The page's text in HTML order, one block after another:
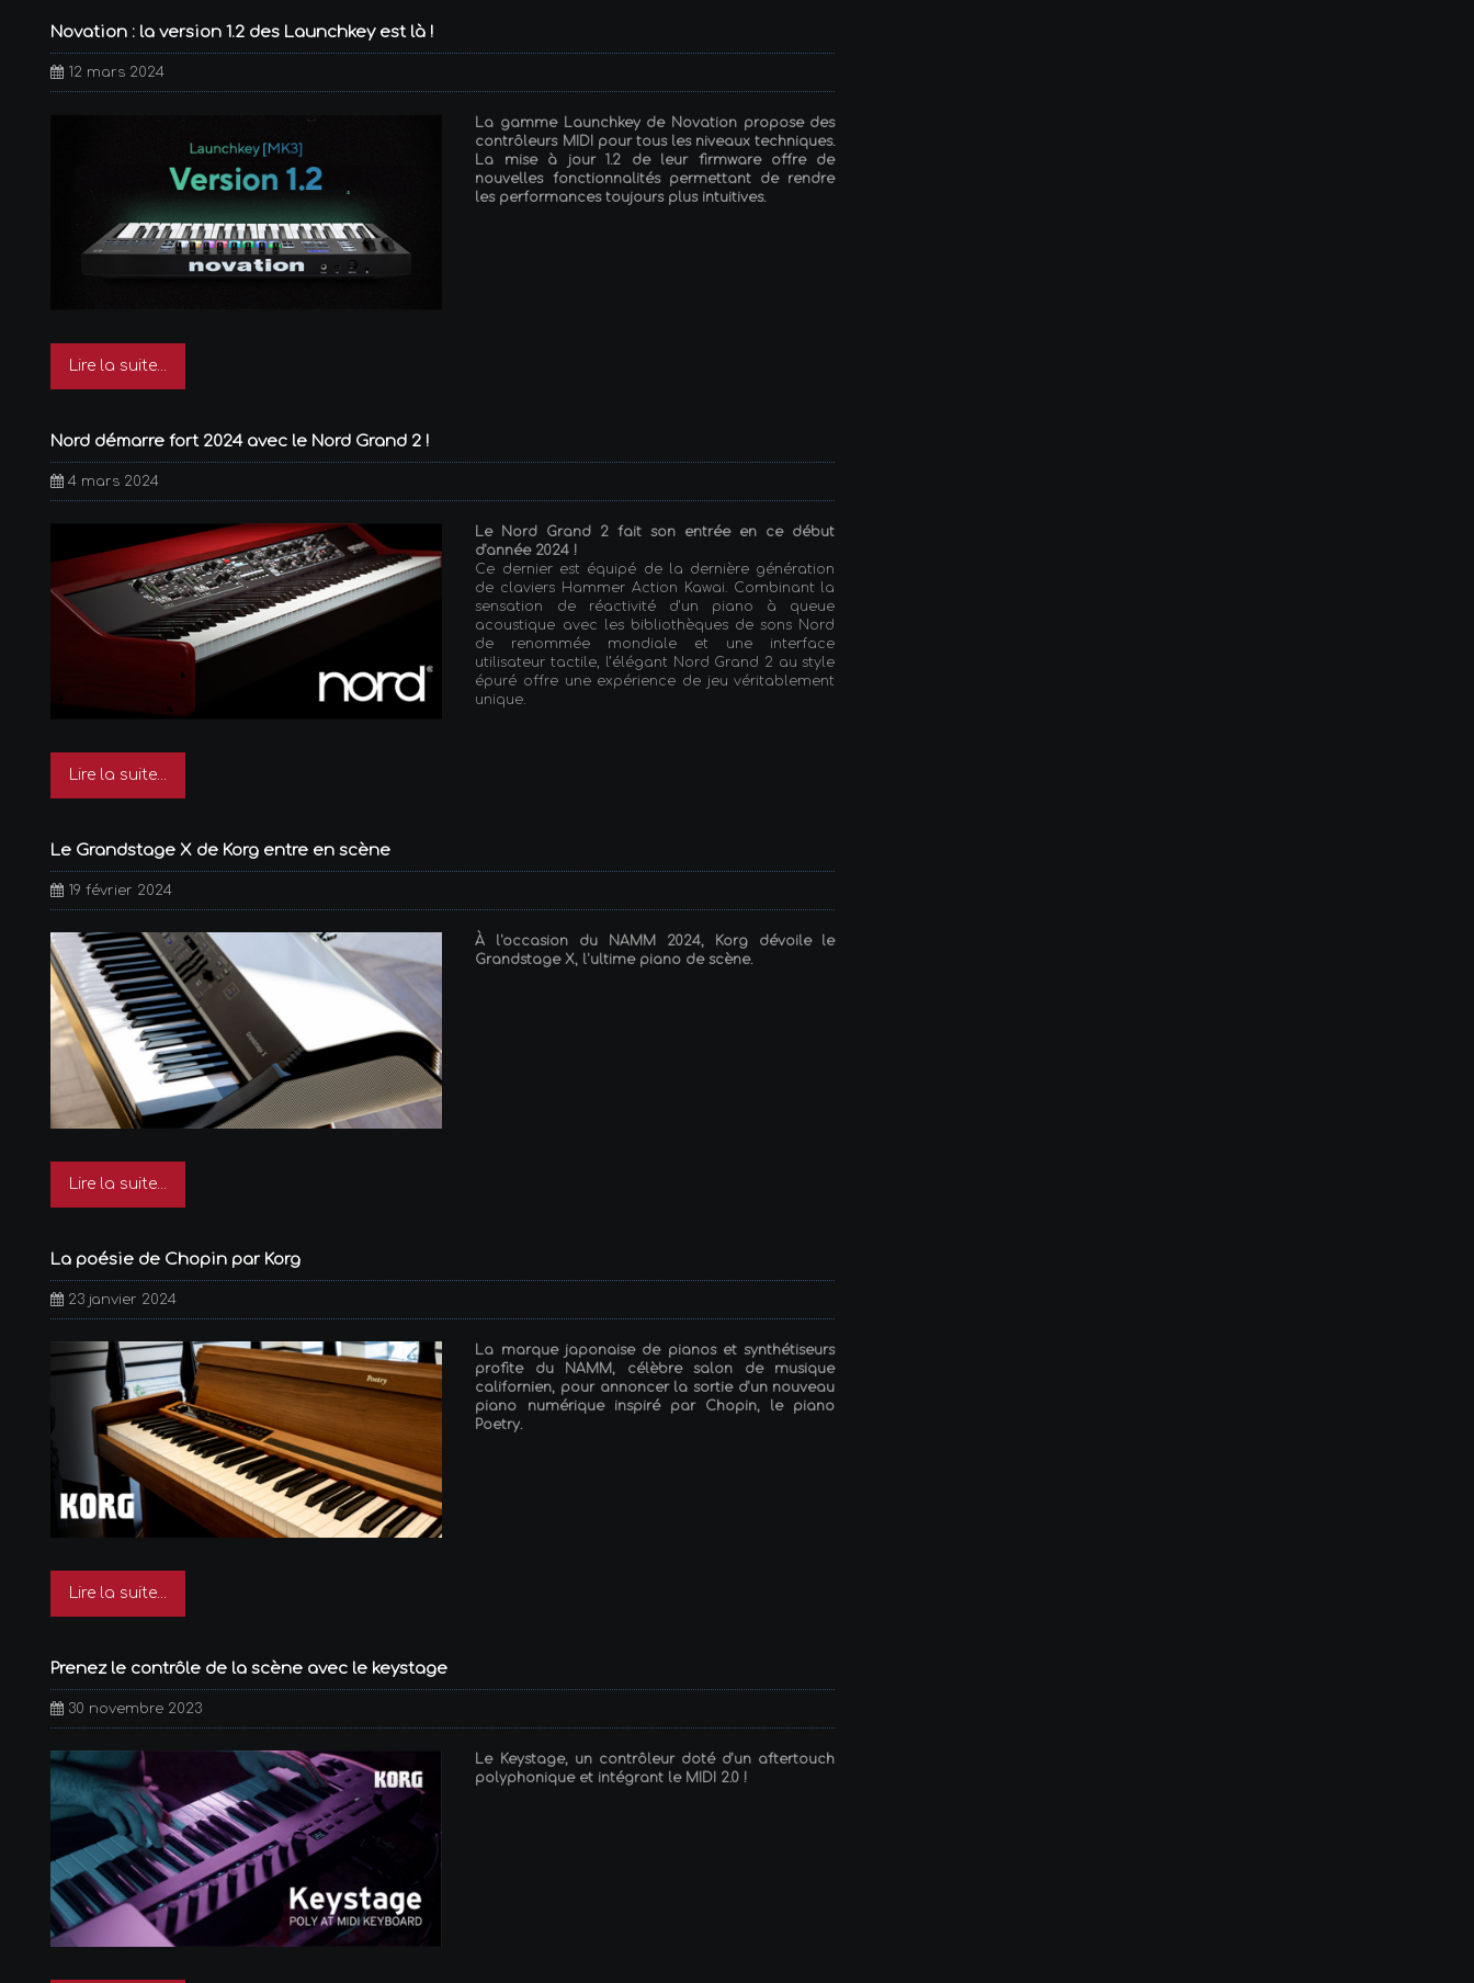
Novation : la version 1.2 des Launchkey est là !
12 mars 2024
La gamme Launchkey de Novation propose des
contrôleurs MIDI pour tous les niveaux techniques.
La mise à jour 1.2 de leur firmware offre de
nouvelles fonctionnalités permettant de rendre
les performances toujours plus intuitives.
Lire la suite...
Nord démarre fort 2024 avec le Nord Grand 2 !
4 mars 2024
Le Nord Grand 2 fait son entrée en ce début
d'année 2024 !
Ce dernier est équipé de la dernière génération
de claviers Hammer Action Kawai. Combinant la
sensation de réactivité d'un piano à queue
acoustique avec les bibliothèques de sons Nord
de renommée mondiale et une interface
utilisateur tactile, l’élégant Nord Grand 2 au style
épuré offre une expérience de jeu véritablement
unique.
Lire la suite...
Le Grandstage X de Korg entre en scène
19 février 2024
À l'occasion du NAMM 2024, Korg dévoile le
Grandstage X, l'ultime piano de scène.
Lire la suite...
La poésie de Chopin par Korg
23 janvier 2024
La marque japonaise de pianos et synthétiseurs
profite du NAMM, célèbre salon de musique
californien, pour annoncer la sortie d'un nouveau
piano numérique inspiré par Chopin, le piano
Poetry.
Lire la suite...
Prenez le contrôle de la scène avec le keystage
30 novembre 2023
Le Keystage, un contrôleur doté d'un aftertouch
polyphonique et intégrant le MIDI 2.0 !